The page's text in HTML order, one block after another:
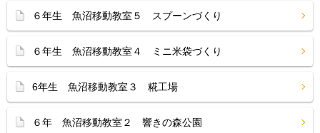
６年生 魚沼移動教室５ スプーンづくり
６年生 魚沼移動教室４ ミニ米袋づくり
6年生 魚沼移動教室３ 糀工場
６年 魚沼移動教室２ 響きの森公園